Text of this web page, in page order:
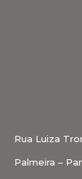
Rua Luiza
Palmeira –